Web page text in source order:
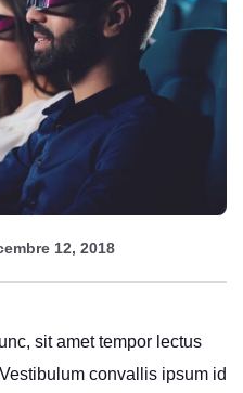
12, 2018
sit amet tempor lectus
convallis ipsum id